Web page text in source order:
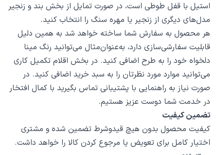
استیل با قفل طوطی است، در صورت تمایل از بخش بند و زنجیر
مدل‌های دیگری از زنجیر یا مهره سنگ را انتخاب کنید.
هر محصول به سفارش شما ساخته خواهد شد به همین دلیل
قابلیت سفارشی‌سازی دارد، به‌عنوان‌مثال می‌توانید رنگ مینا
دلخواه خود را به طرح اضافی کنید. در بخش اقلام تکمیل کاری
می‌توانید موارد مورد نظرتان را به سبد خرید اضافی کنید. در
صورت نیاز به راهنمایی با پشتیبانی تماس بگیرید با کمال افتخار
در خدمت شما دوست عزیز هستیم.
تضمین کیفیت
کیفیت محصول بدون هیچ قیدوشرط تضمین شده و مشتری
اختیار کامل برای تعویض یا مرجوع کردن کالا را خواهد داشت.